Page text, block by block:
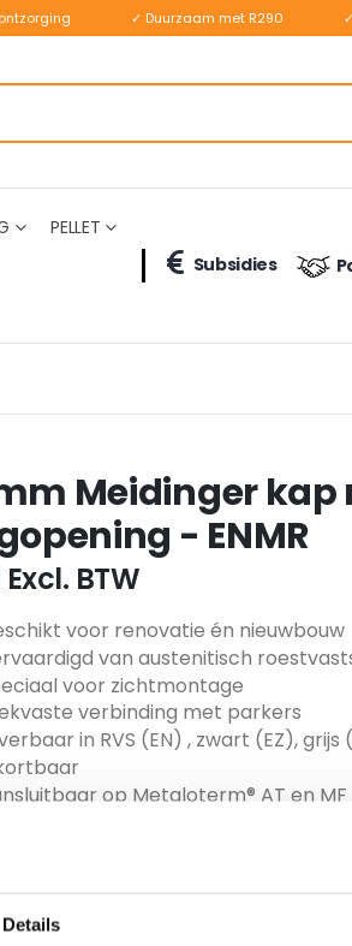
Details
✓ Duurzaam met R290
PELLET
Subsidies
Meidinger kap
- ENMR
Excl. BTW
voor renovatie én nieuwbouw
van austenitisch
voor zichtmontage
verbinding met parkers
in RVS (EN) , zwart (EZ),
op Metaloterm® AT en MF